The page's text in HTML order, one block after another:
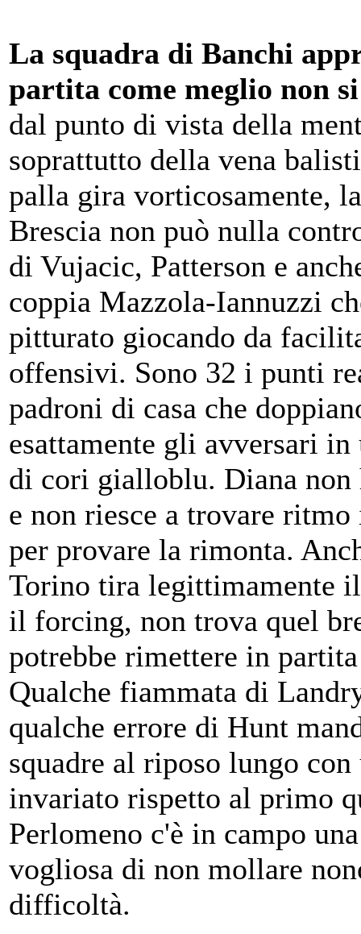
La squadra di Banchi
partita come meglio non
dal punto di vista della
soprattutto della vena
palla gira vorticosamente,
Brescia non può nulla
di Vujacic, Patterson e
coppia Mazzola-Iannuzzi
pitturato giocando da
offensivi. Sono 32 i punti
padroni di casa che
esattamente gli avversari
di cori gialloblu. Diana non
e non riesce a trovare ritmo
per provare la rimonta.
Torino tira legittimamente
il forcing, non trova quel
potrebbe rimettere in
Qualche fiammata di
qualche errore di Hunt
squadre al riposo lungo con
invariato rispetto al primo
Perlomeno c'è in campo
vogliosa di non mollare
difficoltà.